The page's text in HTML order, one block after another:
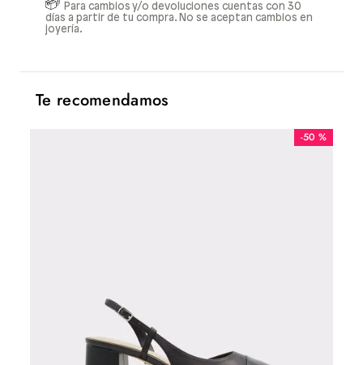
Para cambios y/o devoluciones cuentas con 30
días a partir de tu compra. No se aceptan cambios en
joyería.
Te recomendamos
-50 %